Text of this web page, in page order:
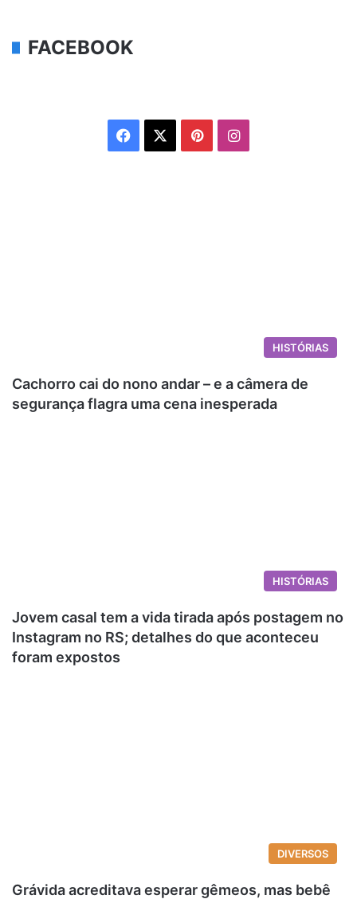
FACEBOOK
Facebook PinterestInstagram
HISTÓRIAS
Cachorro cai do nono andar – e a câmera de
segurança flagra uma cena inesperada
HISTÓRIAS
Jovem casal tem a vida tirada após postagem no
Instagram no RS; detalhes do que aconteceu
foram expostos
DIVERSOS
Grávida acreditava esperar gêmeos, mas bebê